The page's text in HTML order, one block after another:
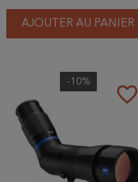
AJOUTER AU PANIER
favorite_border
-10%